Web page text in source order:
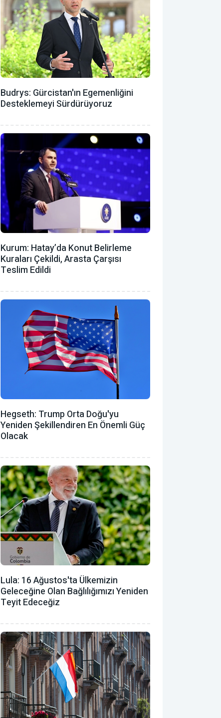
Budrys: Gürcistan'ın Egemenliğini
Desteklemeyi Sürdürüyoruz
Kurum: Hatay’da Konut Belirleme
Kuraları Çekildi, Arasta Çarşısı
Teslim Edildi
Hegseth: Trump Orta Doğu'yu
Yeniden Şekillendiren En Önemli Güç
Olacak
Lula: 16 Ağustos'ta Ülkemizin
Geleceğine Olan Bağlılığımızı Yeniden
Teyit Edeceğiz